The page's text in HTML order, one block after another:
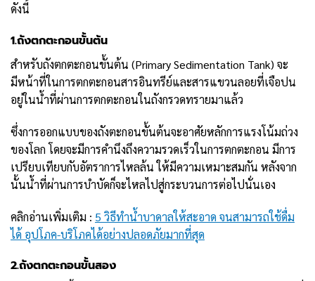
ดังนี้
1.ถังตกตะกอนขั้นต้น
สำหรับถังตกตะกอนขั้นต้น (Primary Sedimentation Tank) จะ
มีหน้าที่ในการตกตะกอนสารอินทรีย์และสารแขวนลอยที่เจือปน
อยู่ในน้ำที่ผ่านการตกตะกอนในถังกรวดทรายมาแล้ว
ซึ่งการออกแบบของถังตะกอนขั้นต้นจะอาศัยหลักการแรงโน้มถ่วง
ของโลก โดยจะมีการคำนึงถึงความรวดเร็วในการตกตะกอน มีการ
เปรียบเทียบกับอัตราการไหลล้น ให้มีความเหมาะสมกัน หลังจาก
นั้นน้ำที่ผ่านการบำบัดก็จะไหลไปสู่กระบวนการต่อไปนั่นเอง
คลิกอ่านเพิ่มเติม : 5 วิธีทำน้ำบาดาลให้สะอาด จนสามารถใช้ดื่ม
ได้ อุปโภค-บริโภคได้อย่างปลอดภัยมากที่สุด
2.ถังตกตะกอนขั้นสอง